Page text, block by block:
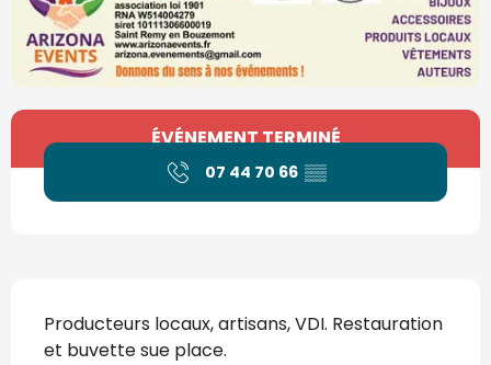
Ouverture et coordonnées
ÉVÉNEMENT TERMINÉ
07 44 70 66 ▒▒
Producteurs locaux, artisans, VDI. Restauration
et buvette sue place.